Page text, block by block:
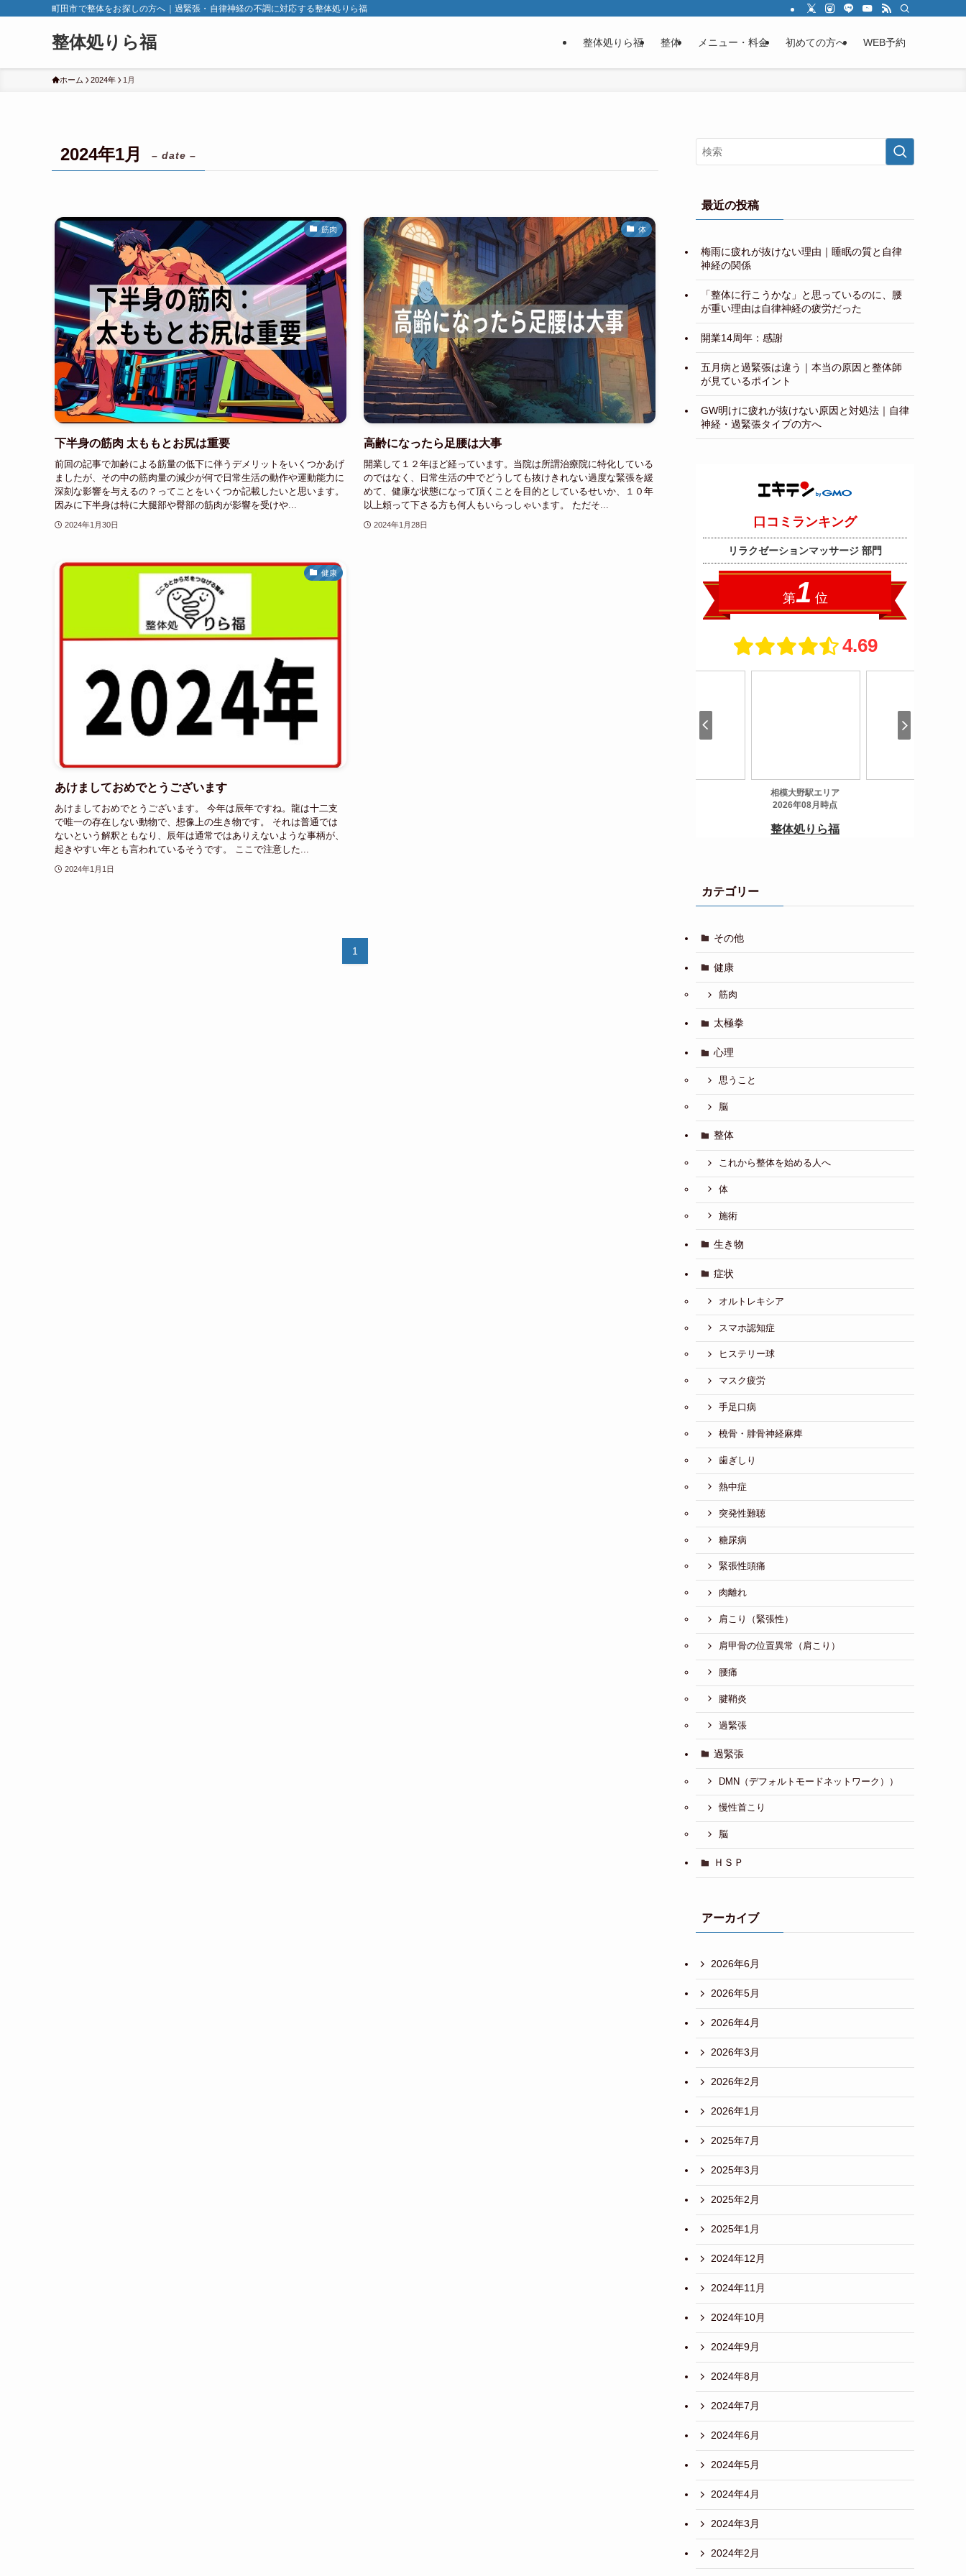
町田市で整体をお探しの方へ｜過緊張・自律神経の不調に対応する整体処りら福
整体処りら福 整体処りら福 整体 メニュー・料金 初めての方へ WEB予約
ホーム 2024年 1月
2024年1月 – date –
筋肉
下半身の筋肉 太ももとお尻は重要
前回の記事で加齢による筋量の低下に伴うデメリットをいくつかあげ
ましたが、その中の筋肉量の減少が何で日常生活の動作や運動能力に
深刻な影響を与えるの？ってことをいくつか記載したいと思います。
因みに下半身は特に大腿部や臀部の筋肉が影響を受けや...
2024年1月30日
体
高齢になったら足腰は大事
開業して１２年ほど経っています。当院は所謂治療院に特化している
のではなく、日常生活の中でどうしても抜けきれない過度な緊張を緩
めて、健康な状態になって頂くことを目的としているせいか、１０年
以上頼って下さる方も何人もいらっしゃいます。 ただそ...
2024年1月28日
健康
あけましておめでとうございます
あけましておめでとうございます。 今年は辰年ですね。龍は十二支
で唯一の存在しない動物で、想像上の生き物です。 それは普通では
ないという解釈ともなり、辰年は通常ではありえないような事柄が、
起きやすい年とも言われているそうです。 ここで注意した...
2024年1月1日
1
最近の投稿
梅雨に疲れが抜けない理由｜睡眠の質と自律
神経の関係
「整体に行こうかな」と思っているのに、腰
が重い理由は自律神経の疲労だった
開業14周年：感謝
五月病と過緊張は違う｜本当の原因と整体師
が見ているポイント
GW明けに疲れが抜けない原因と対処法｜自律
神経・過緊張タイプの方へ
カテゴリー
その他
健康
筋肉
太極拳
心理
思うこと
脳
整体
これから整体を始める人へ
体
施術
生き物
症状
オルトレキシア
スマホ認知症
ヒステリー球
マスク疲労
手足口病
橈骨・腓骨神経麻痺
歯ぎしり
熱中症
突発性難聴
糖尿病
緊張性頭痛
肉離れ
肩こり（緊張性）
肩甲骨の位置異常（肩こり）
腰痛
腱鞘炎
過緊張
過緊張
DMN（デフォルトモードネットワーク））
慢性首こり
脳
ＨＳＰ
アーカイブ
2026年6月
2026年5月
2026年4月
2026年3月
2026年2月
2026年1月
2025年7月
2025年3月
2025年2月
2025年1月
2024年12月
2024年11月
2024年10月
2024年9月
2024年8月
2024年7月
2024年6月
2024年5月
2024年4月
2024年3月
2024年2月